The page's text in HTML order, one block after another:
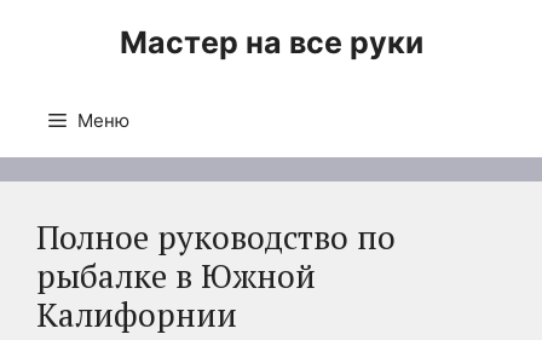
Мастер на все руки
Меню
Полное руководство по
рыбалке в Южной
Калифорнии